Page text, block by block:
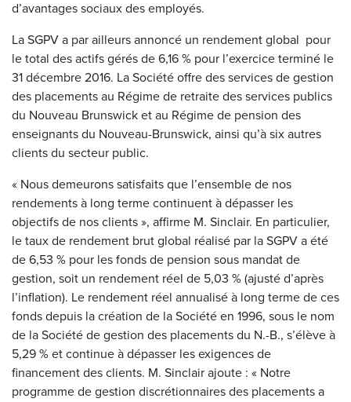
d’avantages sociaux des employés.
La SGPV a par ailleurs annoncé un rendement global pour
le total des actifs gérés de 6,16 % pour l’exercice terminé le
31 décembre 2016. La Société offre des services de gestion
des placements au Régime de retraite des services publics
du Nouveau Brunswick et au Régime de pension des
enseignants du Nouveau-Brunswick, ainsi qu’à six autres
clients du secteur public.
« Nous demeurons satisfaits que l’ensemble de nos
rendements à long terme continuent à dépasser les
objectifs de nos clients », affirme M. Sinclair. En particulier,
le taux de rendement brut global réalisé par la SGPV a été
de 6,53 % pour les fonds de pension sous mandat de
gestion, soit un rendement réel de 5,03 % (ajusté d’après
l’inflation). Le rendement réel annualisé à long terme de ces
fonds depuis la création de la Société en 1996, sous le nom
de la Société de gestion des placements du N.-B., s’élève à
5,29 % et continue à dépasser les exigences de
financement des clients. M. Sinclair ajoute : « Notre
programme de gestion discrétionnaires des placements a